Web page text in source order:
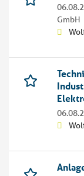
GmbH